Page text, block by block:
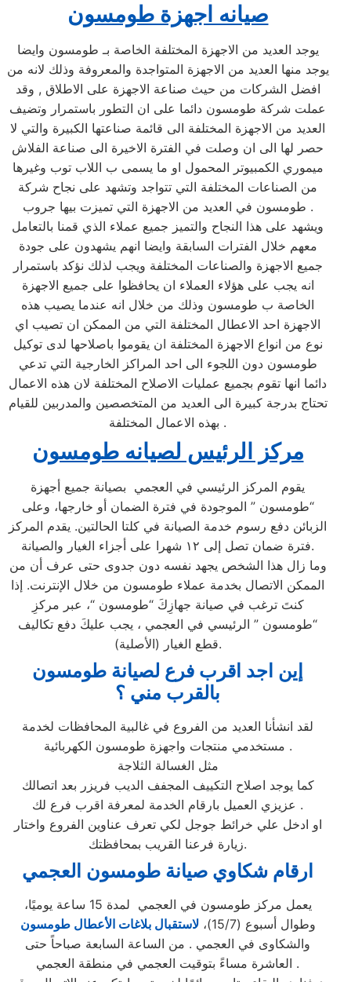
صيانه اجهزة طومسون
يوجد العديد من الاجهزة المختلفة الخاصة بـ طومسون وايضا
يوجد منها العديد من الاجهزة المتواجدة والمعروفة وذلك لانه من
افضل الشركات من حيث صناعة الاجهزة على الاطلاق , وقد
عملت شركة طومسون دائما على ان التطور باستمرار وتضيف
العديد من الاجهزة المختلفة الى قائمة صناعتها الكبيرة والتي لا
حصر لها الى ان وصلت في الفترة الاخيرة الى صناعة الفلاش
ميموري الكمبيوتر المحمول او ما يسمى ب اللاب توب وغيرها
من الصناعات المختلفة التي تتواجد وتشهد على نجاح شركة
طومسون في العديد من الاجهزة التي تميزت بيها جروب .
ويشهد على هذا النجاح والتميز جميع عملاء الذي قمنا بالتعامل
معهم خلال الفترات السابقة وايضا انهم يشهدون على جودة
جميع الاجهزة والصناعات المختلفة ويجب لذلك نؤكد باستمرار
انه يجب على هؤلاء العملاء ان يحافظوا على جميع الاجهزة
الخاصة ب طومسون وذلك من خلال انه عندما يصيب هذه
الاجهزة احد الاعطال المختلفة التي من الممكن ان تصيب اي
نوع من انواع الاجهزة المختلفة ان يقوموا باصلاحها لدى توكيل
طومسون دون اللجوء الى احد المراكز الخارجية التي تدعي
دائما انها تقوم بجميع عمليات الاصلاح المختلفة لان هذه الاعمال
تحتاج بدرجة كبيرة الى العديد من المتخصصين والمدربين للقيام
بهذه الاعمال المختلفة .
مركز الرئيس لصيانه طومسون
يقوم المركز الرئيسي في العجمي بصيانة جميع أجهزة
“طومسون ” الموجودة في فترة الضمان أو خارجها، وعلى
الزبائن دفع رسوم خدمة الصيانة في كلتا الحالتين. يقدم المركز
فترة ضمان تصل إلى ١٢ شهرا على أجزاء الغيار والصيانة.
وما زال هذا الشخص يجهد نفسه دون جدوى حتى عرف أن من
الممكن الاتصال بخدمة عملاء طومسون من خلال الإنترنت. إذا
كنتَ ترغب في صيانة جهازِكَ “طومسون “، عبر مركزِ
“طومسون ” الرئيسي في العجمي ، يجب عليكَ دفع تكاليف
قطع الغيار (الأصلية).
إين اجد اقرب فرع لصيانة طومسون
بالقرب مني ؟
لقد انشأنا العديد من الفروع في غالبية المحافظات لخدمة
مستخدمي منتجات واجهزة طومسون الكهربائية .
مثل الغسالة الثلاجة
كما يوجد اصلاح التكييف المجفف الديب فريزر بعد اتصالك
عزيزي العميل بارقام الخدمة لمعرفة اقرب فرع لك .
او ادخل علي خرائط جوجل لكي تعرف عناوين الفروع واختار
زيارة فرعنا القريب بمحافظتك.
ارقام شكاوي صيانة طومسون العجمي
يعمل مركز طومسون في العجمي لمدة 15 ساعة يوميًا،
وطوال أسبوع (15/7)،
لاستقبال بلاغات الأعطال طومسون
والشكاوى في العجمي . من الساعة السابعة صباحاً حتى
العاشرة مساءً بتوقيت العجمي في منطقة العجمي .